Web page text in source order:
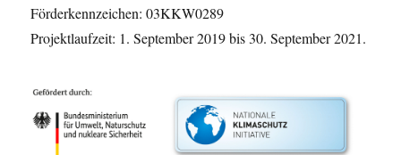
Förderkennzeichen: 03KKW0289
Projektlaufzeit: 1. September 2019 bis 30. September 2021.